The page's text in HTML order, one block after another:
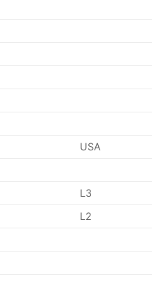
USA
L3
L2